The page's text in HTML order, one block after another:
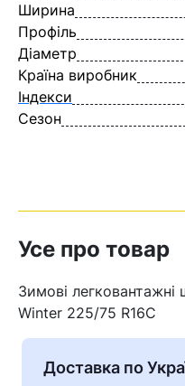
Ширина
Профіль
Діаметр
Країна виробник
Індекси
Сезон
Усе про товар
Зимові
Winter 225/75 R16C
Доставка по